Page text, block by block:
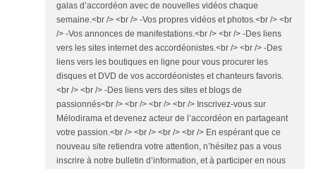
galas d’accordéon avec de nouvelles vidéos chaque
semaine.<br /> <br /> -Vos propres vidéos et photos.<br /> <br
/> -Vos annonces de manifestations.<br /> <br /> -Des liens
vers les sites internet des accordéonistes.<br /> <br /> -Des
liens vers les boutiques en ligne pour vous procurer les
disques et DVD de vos accordéonistes et chanteurs favoris.
<br /> <br /> -Des liens vers des sites et blogs de
passionnés<br /> <br /> <br /> <br /> Inscrivez-vous sur
Mélodirama et devenez acteur de l’accordéon en partageant
votre passion.<br /> <br /> <br /> <br /> En espérant que ce
nouveau site retiendra votre attention, n’hésitez pas a vous
inscrire à notre bulletin d’information, et à participer en nous